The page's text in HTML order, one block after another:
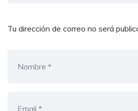
Tu dirección de correo no será